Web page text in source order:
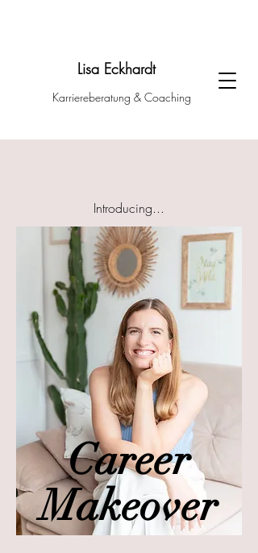
Lisa Eckhardt
Karriereberatung & Coaching
Introducing...
Career
Makeover